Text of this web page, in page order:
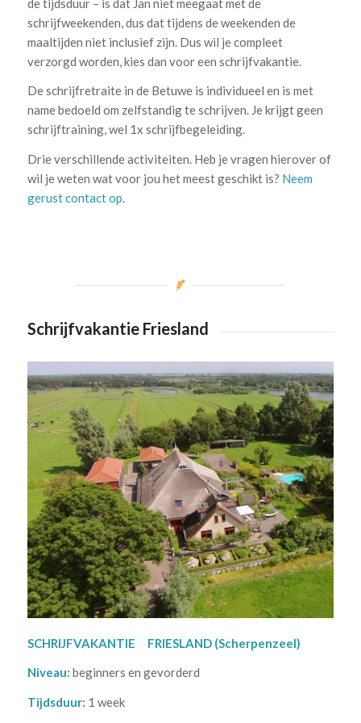
schrijfweekenden, dus dat tijdens de weekenden de
maaltijden niet inclusief zijn. Dus wil je compleet
verzorgd worden, kies dan voor een schrijfvakantie.
De schrijfretraite in de Betuwe is individueel en is met
name bedoeld om zelfstandig te schrijven. Je krijgt geen
schrijftraining, wel 1x schrijfbegeleiding.
Drie verschillende activiteiten. Heb je vragen hierover of
wil je weten wat voor jou het meest geschikt is? Neem
gerust contact op.
Schrijfvakantie Friesland
SCHRIJFVAKANTIE FRIESLAND (Scherpenzeel)
Niveau: beginners en gevorderd
Tijdsduur: 1 week